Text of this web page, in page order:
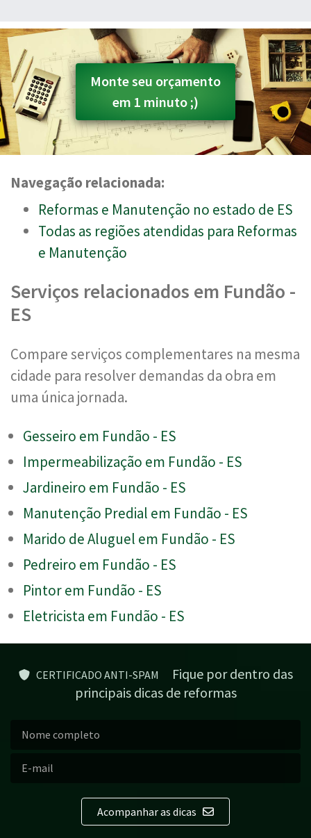
Monte seu orçamento
em 1 minuto ;)
Navegação relacionada:
Reformas e Manutenção no estado de ES
Todas as regiões atendidas para Reformas
e Manutenção
Serviços relacionados em Fundão -
ES
Compare serviços complementares na mesma
cidade para resolver demandas da obra em
uma única jornada.
Gesseiro em Fundão - ES
Impermeabilização em Fundão - ES
Jardineiro em Fundão - ES
Manutenção Predial em Fundão - ES
Marido de Aluguel em Fundão - ES
Pedreiro em Fundão - ES
Pintor em Fundão - ES
Eletricista em Fundão - ES
CERTIFICADO ANTI-SPAM
Fique por dentro das
principais dicas de reformas
Acompanhar as dicas